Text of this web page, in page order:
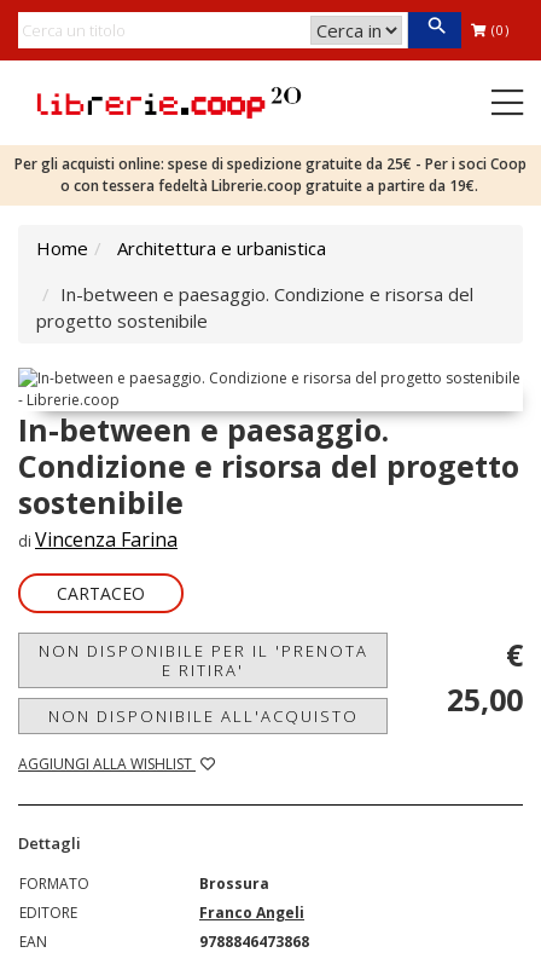
(0)
Per gli acquisti online: spese di spedizione gratuite da 25€ - Per i soci Coop
o con tessera fedeltà Librerie.coop gratuite a partire da 19€.
Home
Architettura e urbanistica
In-between e paesaggio. Condizione e risorsa del
progetto sostenibile
In-between e paesaggio.
Condizione e risorsa del progetto
sostenibile
di Vincenza Farina
CARTACEO
NON DISPONIBILE PER IL 'PRENOTA
E RITIRA'
NON DISPONIBILE ALL'ACQUISTO
AGGIUNGI ALLA WISHLIST
€
25,00
Dettagli
FORMATO
Brossura
EDITORE
Franco Angeli
EAN
9788846473868